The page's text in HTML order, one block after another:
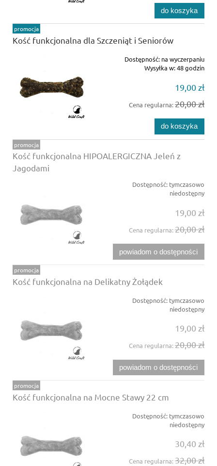
do koszyka
Kość funkcjonalna dla Szczeniąt i Seniorów
Dostępność: na wyczerpaniu
Wysyłka w:48 godzin
19,00 zł
Cena regularna:20,00 zł
do koszyka
promocja
Kość funkcjonalna HIPOALERGICZNA Jeleń z
Jagodami
Dostępność: tymczasowo
niedostępny
19,00 zł
Cena regularna:20,00 zł
powiadom o dostępności
promocja
Kość funkcjonalna na Delikatny Żołądek
Dostępność: tymczasowo
niedostępny
19,00 zł
Cena regularna:20,00 zł
powiadom o dostępności
promocja
Kość funkcjonalna na Mocne Stawy 22 cm
Dostępność: tymczasowo
niedostępny
30,40 zł
Cena regularna:32,00 zł
promocja